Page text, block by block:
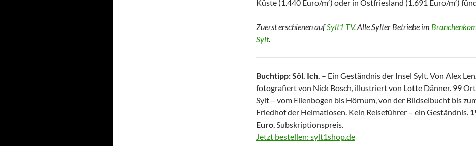
Küste (1.440 Euro/m²) oder in Ostfriesland (1.691 Euro/m²)
Zuerst erschienen aufSylt1 TV. Alle Sylter Betriebe im
Sylt.
Buchtipp: Söl. Ich. – Ein Geständnis der Insel Sylt. Von Alex
fotografiert von Nick Bosch, illustriert von Lotte Dänner. 99
Sylt – vom Ellenbogen bis Hörnum, von der Blidselbucht bis
Friedhof der Heimatlosen. Kein Reiseführer – ein Geständnis.
Euro, Subskriptionspreis.
Jetzt bestellen: sylt1shop.de